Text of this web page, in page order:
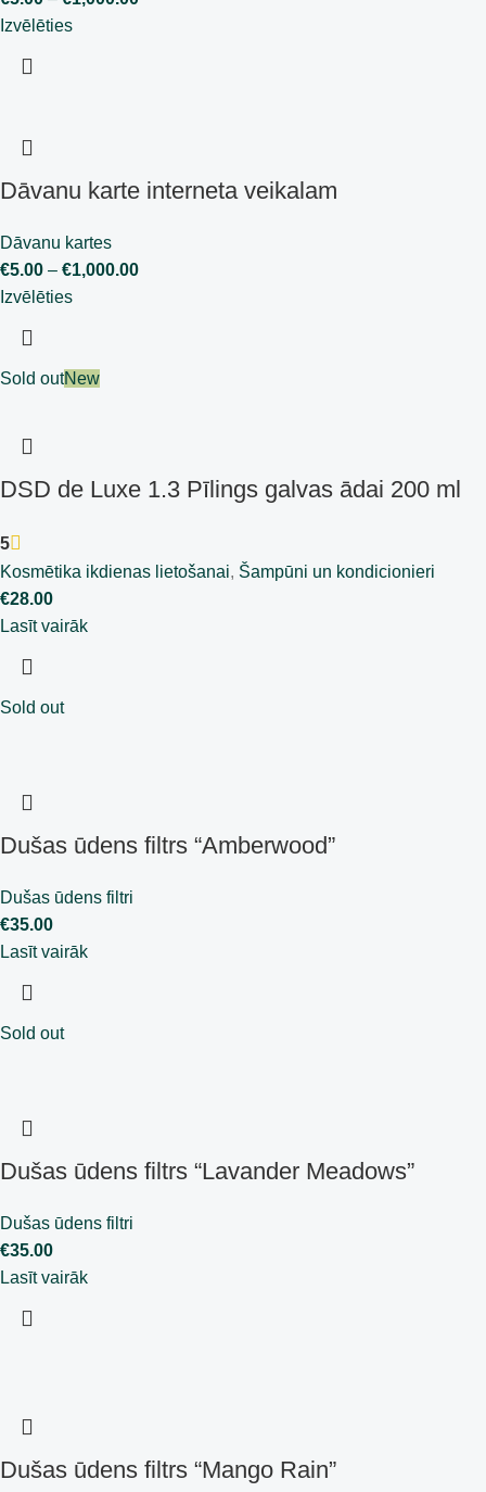
Izvēlēties
Dāvanu karte interneta veikalam
Dāvanu kartes
€5.00 – €1,000.00
Izvēlēties
Sold outNew
DSD de Luxe 1.3 Pīlings galvas ādai 200 ml
5
Kosmētika ikdienas lietošanai, Šampūni un kondicionieri
€28.00
Lasīt vairāk
Sold out
Dušas ūdens filtrs “Amberwood”
Dušas ūdens filtri
€35.00
Lasīt vairāk
Sold out
Dušas ūdens filtrs “Lavander Meadows”
Dušas ūdens filtri
€35.00
Lasīt vairāk
Dušas ūdens filtrs “Mango Rain”